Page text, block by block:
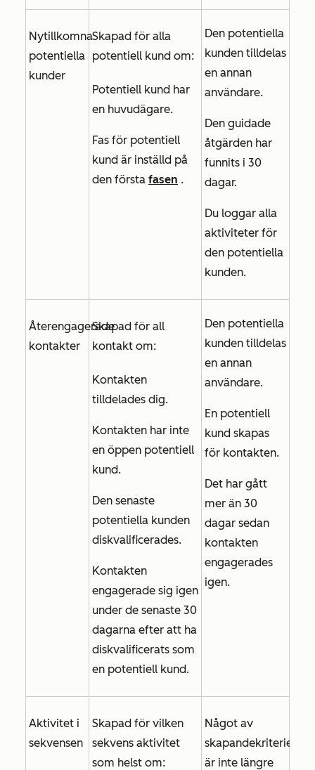
Nytillkomna
potentiella
kunder
Skapad för alla
potentiell kund om:
Potentiell kund har
en huvudägare.
Fas för potentiell
kund är inställd på
den första fasen .
Den potentiella
kunden tilldelas
en annan
användare.
Den guidade
åtgärden har
funnits i 30
dagar.
Du loggar alla
aktiviteter för
den potentiella
kunden.
Återengagerade
kontakter
Skapad för all
kontakt om:
Kontakten
tilldelades dig.
Kontakten har inte
en öppen potentiell
kund.
Den senaste
potentiella kunden
diskvalificerades.
Kontakten
engagerade sig igen
under de senaste 30
dagarna efter att ha
diskvalificerats som
en potentiell kund.
Den potentiella
kunden tilldelas
en annan
användare.
En potentiell
kund skapas
för kontakten.
Det har gått
mer än 30
dagar sedan
kontakten
engagerades
igen.
Aktivitet i
sekvensen
Skapad för vilken
sekvens aktivitet
som helst om:
Något av
skapandekriterierna
är inte längre